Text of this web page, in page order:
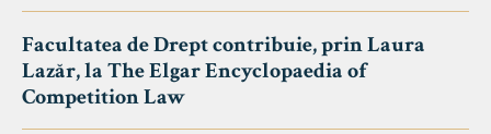
Facultatea de Drept contribuie, prin Laura
Lazăr, la The Elgar Encyclopaedia of
Competition Law